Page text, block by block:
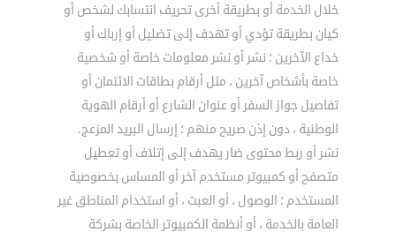
خلال الخدمة أو بطريقة أخرى تحريف انتسابك لشخص أو
كيان بطريقة تؤدي أو تهدف إلى تضليل أو إرباك أو
خداع الآخرين ؛ نشر أو نشر معلومات خاصة أو شخصية
خاصة بأشخاص آخرين ، مثل أرقام بطاقات الائتمان أو
تفاصيل جواز السفر أو عنوان الشارع أو أرقام الهوية
الوطنية ، دون إذن صريح منهم ؛ إرسال البريد المزعج.
نشر أو ربط محتوى ضار يهدف إلى إتلاف أو تعطيل
متصفح أو كمبيوتر مستخدم آخر أو المساس بخصوصية
المستخدم ؛ الوصول ، أو العبث ، أو استخدام المناطق غير
العامة بالخدمة ، أو أنظمة الكمبيوتر الخاصة بشركة